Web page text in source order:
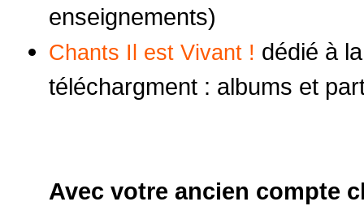
enseignements)
Chants Il est Vivant ! dédié à
téléchargment : albums et
Avec votre ancien compte